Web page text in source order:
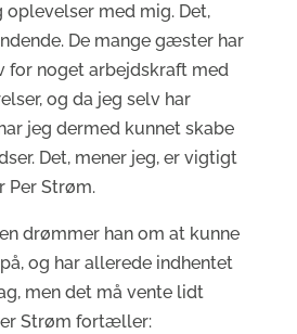
oplevelser med mig. Det,
De mange gæster har
for noget arbejdskraft med
og da jeg selv har
jeg dermed kunnet skabe
Det, mener jeg, er vigtigt
Per Strøm.
drømmer han om at kunne
og har allerede indhentet
men det må vente lidt
Strøm fortæller: